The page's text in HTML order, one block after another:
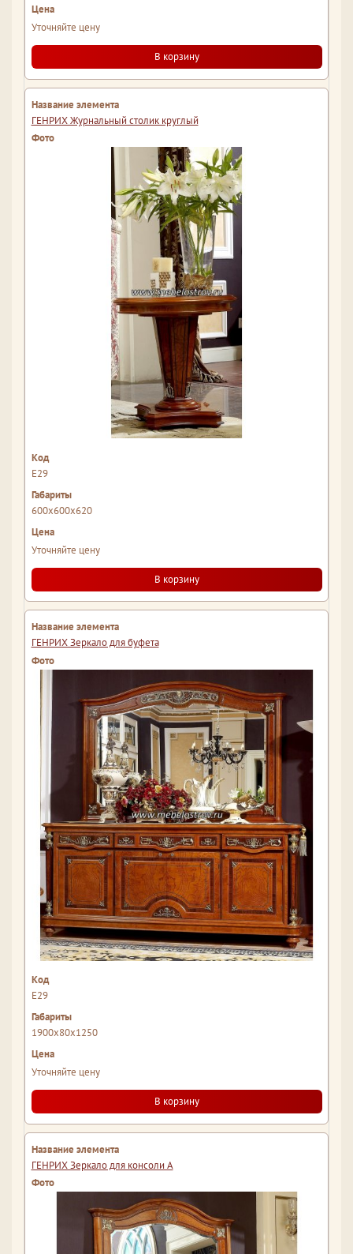
Уточняйте цену
В корзину
ГЕНРИХ Журнальный столик круглый
Е29
600x600x620
Уточняйте цену
В корзину
ГЕНРИХ Зеркало для буфета
Е29
1900x80x1250
Уточняйте цену
В корзину
ГЕНРИХ Зеркало для консоли А